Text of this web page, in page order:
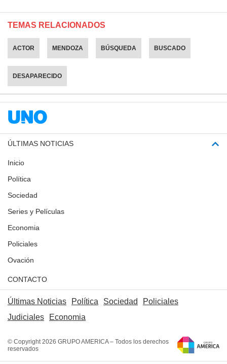
TEMAS RELACIONADOS
ACTOR MENDOZA BÚSQUEDA BUSCADO
DESAPARECIDO
ÚLTIMAS NOTICIAS
Inicio
Política
Sociedad
Series y Películas
Economia
Policiales
Ovación
CONTACTO
Últimas Noticias Política Sociedad
Policiales
Judiciales
Economia
© Copyright 2026 GRUPO AMERICA – Todos los derechos
reservados